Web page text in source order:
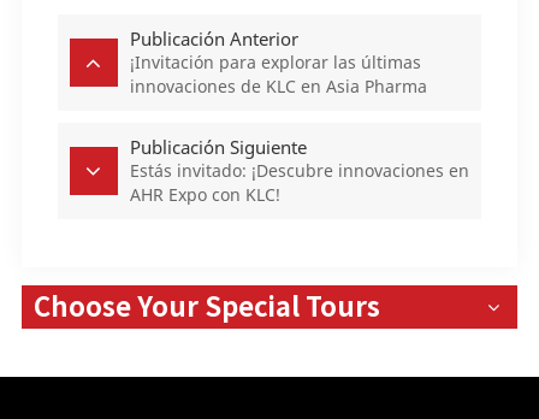
Publicación Anterior
¡Invitación para explorar las últimas
innovaciones de KLC en Asia Pharma
Publicación Siguiente
Estás invitado: ¡Descubre innovaciones en
AHR Expo con KLC!
Choose Your Special Tours